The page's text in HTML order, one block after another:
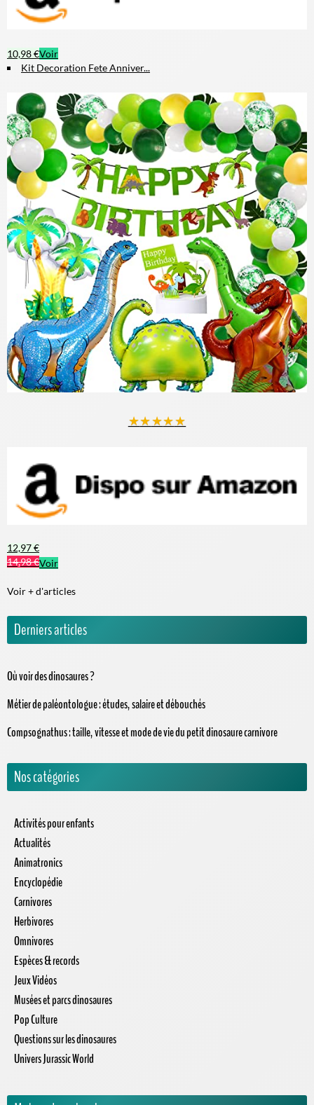
10,98 €Voir
Kit Decoration Fete Anniver...
★★★★★
12,97 €
14,98 €Voir
Voir + d'articles
Derniers articles
Où voir des dinosaures ?
Métier de paléontologue : études, salaire et débouchés
Compsognathus : taille, vitesse et mode de vie du petit dinosaure carnivore
Nos catégories
Activités pour enfants
Actualités
Animatronics
Encyclopédie
Carnivores
Herbivores
Omnivores
Espèces & records
Jeux Vidéos
Musées et parcs dinosaures
Pop Culture
Questions sur les dinosaures
Univers Jurassic World